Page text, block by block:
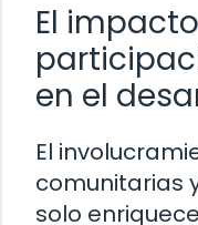
El
en el
El
comunitarias
solo